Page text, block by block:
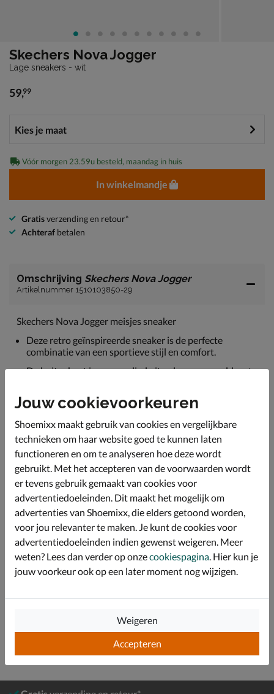
Skechers Nova Jogger
Lage sneakers - wit
€ 59,99
59,99
Vóór morgen 23.59u besteld, maandag in huis
In winkelmandje
Gratisverzending en retour*
Achteraf betalen
Omschrijving Skechers Nova Jogger
Artikelnummer 1510103850-29
Skechers Nova Jogger meisjes sneaker
Deze retro geïnspireerde sneaker is de perfecte
combinatie van een sportieve stijl en comfort.
De buitenkant is vervaardigd uit nylon, aangevuld met
Gevoerd met mesh-textiel wat zorgt voor een ademend
Bevat een Air-Cooled voetbed van memoryfoam, wat
zorgt voor een comfortabele pasvorm.
Afgewerkt met een rubberen loopzool met goede grip.
De schokabsorberende tussenzool verdeeld de druk en
voorkomt vermoeide voeten.
Specificaties
Over Skechers
Bekijk meer
Sneakers
Jouw cookievoorkeuren
Shoemixx maakt gebruik van cookies en vergelijkbare
technieken om haar website goed te kunnen laten
functioneren en om te analyseren hoe deze wordt
gebruikt. Met het accepteren van de voorwaarden wordt
er tevens gebruik gemaakt van cookies voor
advertentiedoeleinden. Dit maakt het mogelijk om
advertenties van Shoemixx, die elders getoond worden,
voor jou relevanter te maken. Je kunt de cookies voor
advertentiedoeleinden indien gewenst weigeren. Meer
weten? Lees dan verder op onzecookiespagina. Hier kun je
jouw voorkeur ook op een later moment nog wijzigen.
Accepteren
Weigeren